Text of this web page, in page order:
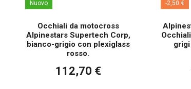
Nuovo
Occhiali da motocross
Alpinestars Supertech Corp,
bianco-grigio con plexiglass
rosso.
112,70 €
-2,50 €